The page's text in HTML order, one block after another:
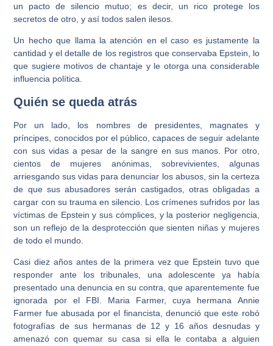
un pacto de silencio mutuo; es decir, un rico protege los
secretos de otro, y así todos salen ilesos.
Un hecho que llama la atención en el caso es justamente la
cantidad y el detalle de los registros que conservaba Epstein, lo
que sugiere motivos de chantaje y le otorga una considerable
influencia política.
Quién se queda atrás
Por un lado, los nombres de presidentes, magnates y
príncipes, conocidos por el público, capaces de seguir adelante
con sus vidas a pesar de la sangre en sus manos. Por otro,
cientos de mujeres anónimas, sobrevivientes, algunas
arriesgando sus vidas para denunciar los abusos, sin la certeza
de que sus abusadores serán castigados, otras obligadas a
cargar con su trauma en silencio. Los crímenes sufridos por las
víctimas de Epstein y sus cómplices, y la posterior negligencia,
son un reflejo de la desprotección que sienten niñas y mujeres
de todo el mundo.
Casi diez años antes de la primera vez que Epstein tuvo que
responder ante los tribunales, una adolescente ya había
presentado una denuncia en su contra, que aparentemente fue
ignorada por el FBI. Maria Farmer, cuya hermana Annie
Farmer fue abusada por el financista, denunció que este robó
fotografías de sus hermanas de 12 y 16 años desnudas y
amenazó con quemar su casa si ella le contaba a alguien